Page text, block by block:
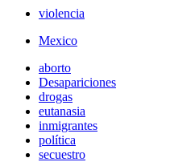
violencia
Mexico
aborto
Desapariciones
drogas
eutanasia
inmigrantes
política
secuestro